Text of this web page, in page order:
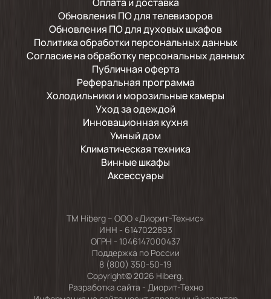
Обновления ПО для телевизоров
Обновления ПО для духовых шкафов
Политика обработки персональных данных
Согласие на обработку персональных данных
Публичная оферта
Реферальная программа
Холодильники и морозильные камеры
Уход за одеждой
Инновационная кухня
Умный дом
Климатическая техника
Винные шкафы
Аксессуары
TM Hiberg – ООО «Диорит-Технис»
ИНН - 6147022893
ОГРН - 1046147000437
Поддержка по России
8 (800) 350-50-19
Copyright© 2026 Hiberg.
Разработка сайта - Диорит-Техно